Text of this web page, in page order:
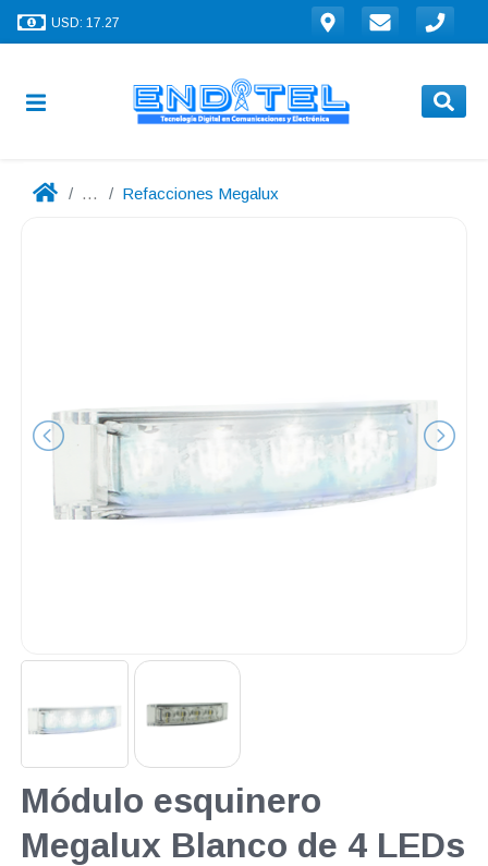
USD: 17.27
... Refacciones Megalux
Módulo esquinero
Megalux Blanco de 4 LEDs